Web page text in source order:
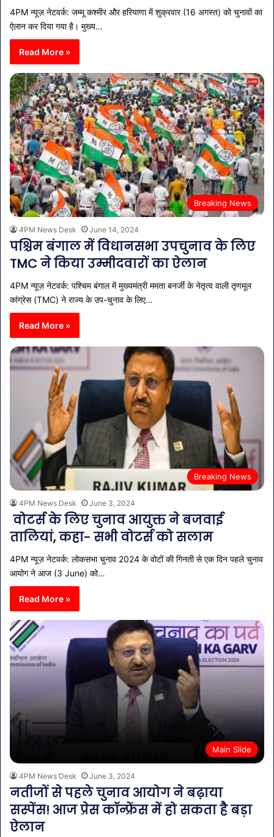
4PM न्यूज़ नेटवर्क: जम्‍मू कश्‍मीर और हरियाणा में शुक्रवार (16 अगस्त) को चुनावों का
ऐलान कर दिया गया है। मुख्य…
Read More »
Breaking News
4PM News Desk June 14, 2024
पश्चिम बंगाल में विधानसभा उपचुनाव के लिए
TMC ने किया उम्मीदवारों का ऐलान
4PM न्यूज़ नेटवर्क: पश्चिम बंगाल में मुख्यमंत्री ममता बनर्जी के नेतृत्व वाली तृणमूल
कांग्रेस (TMC) ने राज्य के उप-चुनाव के लिए…
Read More »
Breaking News
4PM News Desk June 3, 2024
वोटर्स के लिए चुनाव आयुक्त ने बजवाई
तालियां, कहा- सभी वोटर्स को सलाम
4PM न्यूज़ नेटवर्क: लोकसभा चुनाव 2024 के वोटों की गिनती से एक दिन पहले चुनाव
आयोग ने आज (3 June) को…
Read More »
Main Slide
4PM News Desk June 3, 2024
नतीजों से पहले चुनाव आयोग ने बढ़ाया
सस्पेंस! आज प्रेस कॉन्फ्रेंस में हो सकता है बड़ा
ऐलान